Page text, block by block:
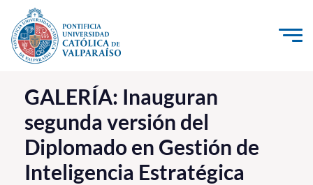
Click acá para ir directamente al contenido
La Universidad
Investigación, Creación e Innovación
PUCV Internacional
Vinculación con el Medio
GALERÍA: Inauguran
segunda versión del
Diplomado en Gestión de
Inteligencia Estratégica